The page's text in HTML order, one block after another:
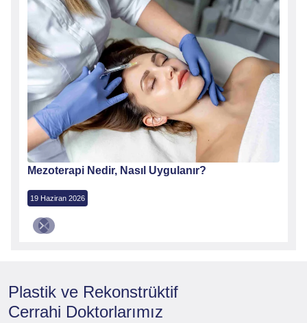
Mezoterapi Nedir, Nasıl Uygulanır?
19 Haziran 2026
Plastik ve Rekonstrüktif
Cerrahi Doktorlarımız